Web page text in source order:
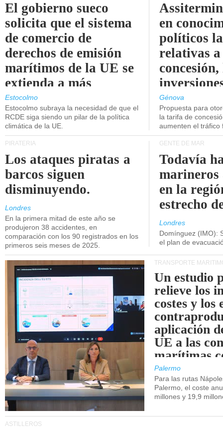
El gobierno sueco
solicita que el sistema
de comercio de
derechos de emisión
marítimos de la UE se
extienda a más
buques.
Estocolmo
Estocolmo subraya la necesidad de que el
RCDE siga siendo un pilar de la política
climática de la UE.
en
políticos
relativas a
concesión,
Génova
Propuesta para
la tarifa de
aumenten el tráfico
PIRATERÍA
Los ataques piratas a
barcos siguen
disminuyendo.
Londres
En la primera mitad de este año se
produjeron 38 accidentes, en
comparación con los 90 registrados en los
primeros seis meses de 2025.
GENTE DE MAR
Todavía
marineros
en la
estrecho
Londres
Domínguez (IMO):
el plan de
TRANSPORTE
Un estudio
relieve los
costes y los
aplicación
UE a las
marítimas
de Sicilia.
Palermo
Para las rutas
Palermo, el coste
millones y 19,9
ASTILLEROS